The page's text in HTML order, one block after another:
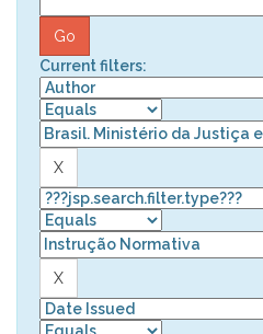
Current filters: